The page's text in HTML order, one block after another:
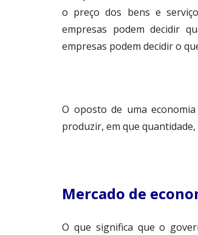
o preço dos bens e
empresas podem decidir
empresas podem decidir o
O oposto de uma
produzir, em que
Mercado de
O que significa que o